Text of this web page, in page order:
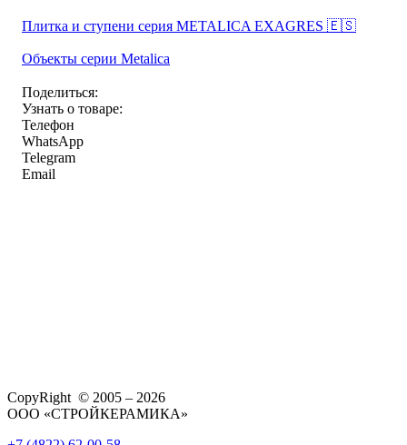
Плитка и ступени серия METALICA EXAGRES 🇪🇸
Объекты серии Metalica
Поделиться:
Узнать о товаре:
Телефон
WhatsApp
Telegram
Email
CopyRight © 2005 – 2026
ООО «СТРОЙКЕРАМИКА»